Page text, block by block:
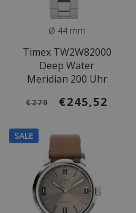
Ø 44 mm
Timex TW2W82000
Deep Water
Meridian 200 Uhr
€279 €245,52
SALE